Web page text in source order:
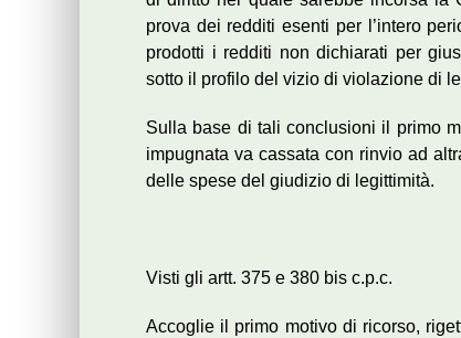
prova dei redditi esenti per l’intero
prodotti i redditi non dichiarati per
sotto il profilo del vizio di violazione di
Sulla base di tali conclusioni il primo
impugnata va cassata con rinvio ad
delle spese del giudizio di legittimità.
Visti gli artt. 375 e 380 bis c.p.c.
Accoglie il primo motivo di ricorso,